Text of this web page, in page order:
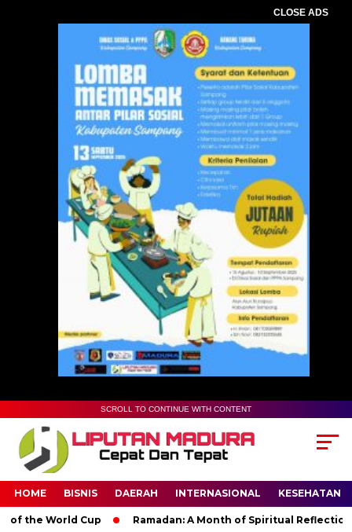
CLOSE ADS
SCROLL TO CONTINUE WITH CONTENT
HOME BISNIS DAERAH INTERNASIONAL KESEHATAN
World Cup Ramadan: A Month of Spiritual Reflection,